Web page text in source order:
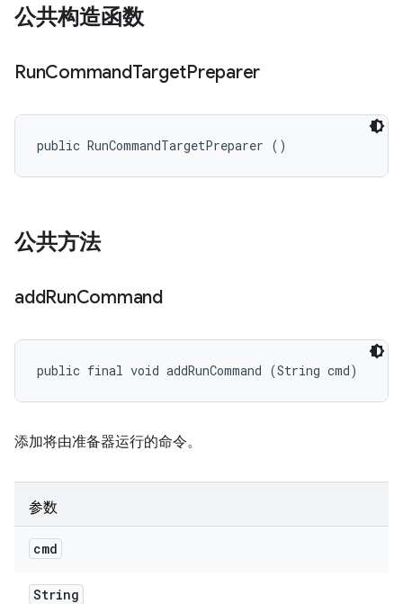
公共构造函数
RunCommandTargetPreparer
public RunCommandTargetPreparer ()
公共方法
addRunCommand
public final void addRunCommand (String cmd)
添加将由准备器运行的命令。
参数
cmd
String